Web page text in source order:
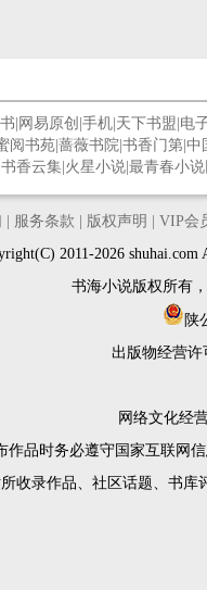
网易原创 手机 天下书盟 电
阅书苑 蔷薇书院 书香门第 中
书香云集 火星小说 最青春小
服务条款 版权声明
VIP会
2011-2026
书海小说版权所有
陕
出版物经营许
网络文化经
作品时务必遵守国家互联网
收录作品、社区话题、书库